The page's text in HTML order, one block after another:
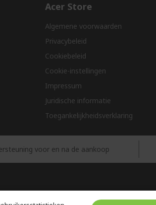
Acer Store
Algemene voorwaarden
Privacybeleid
Cookiebeleid
Cookie-instellingen
Impressum
Juridische informatie
Toegankelijkheidsverklaring
voor en na de aankoop